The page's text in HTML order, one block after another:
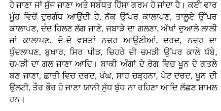
ਹੋ ਜਾਣਾ ਜਾਂ ਸੁੱਜ ਜਾਣਾ ਅਤੇ ਸਬੰਧਤ ਹਿੱਸਾ ਗਰਮ ਹੋ ਜਾਂਦਾ ਹੈ। ਕਈ ਵਾਰ
ਮੂੰਹ ਵਿਚੋਂ ਦੁਰਗੰਧ ਆਉਂਦੀ ਹੈ, ਨੱਕ ਉੱਪਰ ਕਾਲਾਪਣ, ਤਾਲੂਏ ਉੱਪਰ
ਕਾਲਾਪਣ, ਦੰਦ ਹਿਲਣ ਲੱਗ ਜਾਣੇ, ਜਬਾੜੇ ਦਾ ਗਲਣਾ, ਅੱਖਾਂ ਦੁਆਲੇ ਲਾਲੀ
ਜਾਂ ਕਾਲਾਪਣ, ਦੋ-ਦੋ ਵਸਤਾਂ ਨਜ਼ਰ ਆਉਣੀਆਂ, ਦਰਦ, ਨਜ਼ਰ ਦਾ
ਧੁੰਦਲਾਪਣ, ਬੁਖਾਰ, ਸਿਰ ਪੀੜ, ਚਿਹਰੇ ਦੀ ਚਮੜੀ ਉੱਪਰ ਕਾਲੇ ਧੱਬੇ,
ਚਮੜੀ ਦਾ ਗਲ ਜਾਣਾ ਆਦਿ। ਬਾਕੀ ਅੰਗਾਂ ਦੇ ਰੋਗ ਵਿਚ ਖੂਨ ਦੇ ਗਤਲੇ
ਬਣ ਜਾਣਾ, ਛਾਤੀ ਵਿਚ ਦਰਦ, ਖੰਘ, ਸਾਹ ਚੜ੍ਹਨਾ, ਪੇਟ ਦਰਦ, ਖੂਨ ਦੀ
ਉਲਟੀ, ਤੌਰ ਭੌਰ ਹੋ ਜਾਣਾ ਯਾਨੀ ਸੁੱਧ ਬੁੱਧ ਨਾ ਰਹਿਣਾ ਆਦਿ ਲੱਛਣ ਸ਼ਾਮਲ
ਹਨ।